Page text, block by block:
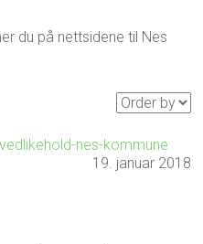
du på nettsidene til Nes
nes-kommune
19. januar 2018